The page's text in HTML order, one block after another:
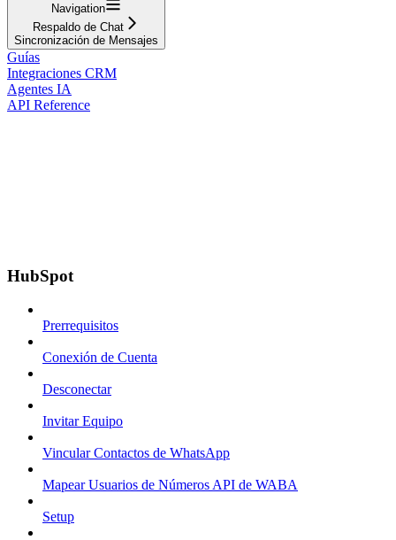
Navigation
Respaldo de Chat
Sincronización de Mensajes
Guías
Integraciones CRM
Agentes IA
API Reference
HubSpot
Prerrequisitos
Conexión de Cuenta
Desconectar
Invitar Equipo
Vincular Contactos de WhatsApp
Mapear Usuarios de Números API de WABA
Setup